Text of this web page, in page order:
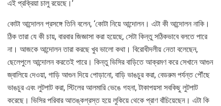
এই প্রক্রিয়া চালু রয়েছে।’
কোটা আন্দোলন প্রসঙ্গে তিনি বলেন, ‘কোটা নিয়ে আন্দোলন। এটা কী আন্দোলন নাকি।
ঠিক তারা যে কী চায়, বারবার জিজ্ঞাসা করা হয়েছে, সেটা কিন্তু সঠিকভাবে বলতে পারে
না। আজকে আন্দোলন তারা করছে খুব ভালো কথা। বিরোধীদলীয় নেতা বলেছেন,
ছেলেপুলে আন্দোলন করতেই পারে। কিন্তু ভিসির বাড়িতে আক্রমণ করে সেখানে আগুন
জ্বালিয়ে দেওয়া, গাড়ি আগুন দিয়ে পোড়ানো, বাড়ি ভাঙচুর করা, বেডরুম পর্যন্ত পৌঁছে
ভাঙচুর এবং লুটপাট করা, স্টিলের আলমারি ভেঙে গহনা, টাকাপয়সা সবকিছু লুটপাট
করেছে। ভিসির পরিবার আতঙ্কগ্রস্ত হয়ে লুকিয়ে থেকে প্রাণ বাঁচিয়েছেন। এটা কি